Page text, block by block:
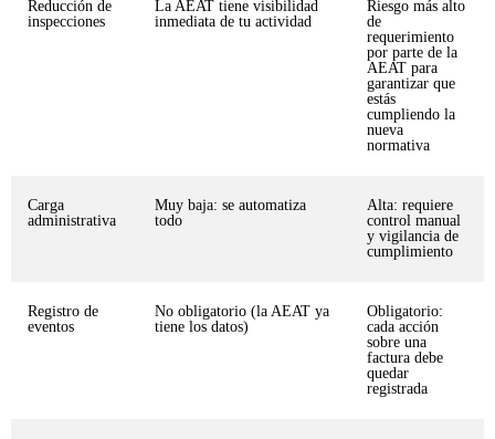
Reducción de
inspecciones
La AEAT tiene visibilidad
inmediata de tu actividad
Riesgo más alto
de
requerimiento
por parte de la
AEAT para
garantizar que
estás
cumpliendo la
nueva
normativa
Carga
administrativa
Muy baja: se automatiza
todo
Alta: requiere
control manual
y vigilancia de
cumplimiento
Registro de
eventos
No obligatorio (la AEAT ya
tiene los datos)
Obligatorio:
cada acción
sobre una
factura debe
quedar
registrada